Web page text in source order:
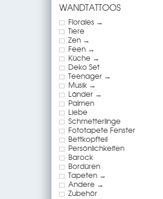
WANDTATTOOS
Florales →
Tiere
Zen →
Feen →
Küche →
Deko Set
Teenager →
Musik →
Länder →
Palmen
Liebe
Schmetterlinge
Fototapete Fenster
Bettkopfteil
Persönlichkeiten
Barock
Bordüren
Tapeten →
Andere →
Zubehör